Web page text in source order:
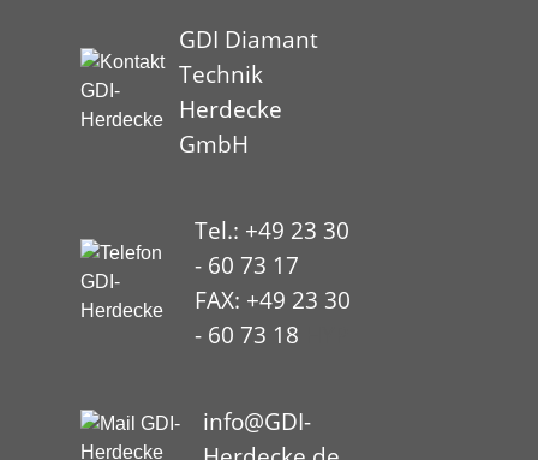
GDI Diamant
Technik
Herdecke
GmbH
Tel.: +49 23 30
- 60 73 17
FAX: +49 23 30
- 60 73 18
info@GDI-